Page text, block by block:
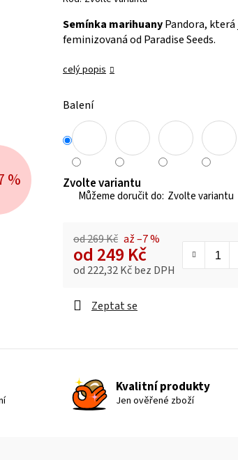
0,0
z 5
Semínka marihuanyPandora,
feminizovaná od Paradise Seeds.
celý popis
Balení
Zvolte variantu
Zvolte variantu
od 269 Kč až –7 %
od 249 Kč
od 222,32 Kčbez DPH
Zeptat se
%
Kvalitní produkty
Jen ověřené zboží